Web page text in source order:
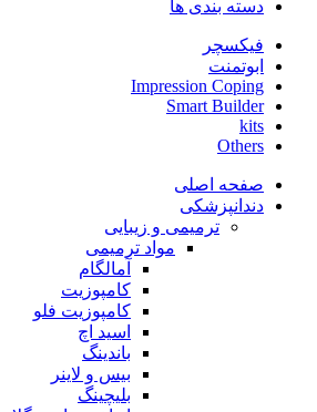
دسته بندی ها
فیکسچر
ابوتمنت
Impression Coping
Smart Builder
kits
Others
صفحه اصلی
دندانپزشکی
ترمیمی و زیبایی
مواد ترمیمی
آمالگام
کامپوزیت
کامپوزیت فلو
اسید اچ
باندینگ
بیس و لاینر
بلیچینگ